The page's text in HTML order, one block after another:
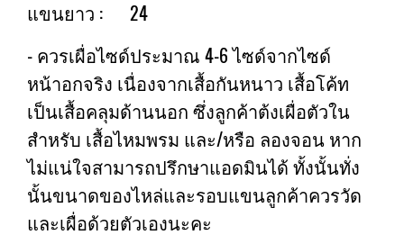
แขนยาว : 24
- ควรเผื่อไซด์ประมาณ 4-6 ไซด์จากไซด์
หน้าอกจริง เนื่องจากเสื้อกันหนาว เสื้อโค้ท
เป็นเสื้อคลุมด้านนอก ซึ่งลูกค้าต้งเผื่อตัวใน
สำหรับ เสื้อไหมพรม และ/หรือ ลองจอน หาก
ไม่แน่ใจสามารถปรึกษาแอดมินได้ ทั้งนั้นทั่ง
นั้นขนาดของไหล่และรอบแขนลูกค้าควรวัด
และเผื่อด้วยตัวเองนะคะ